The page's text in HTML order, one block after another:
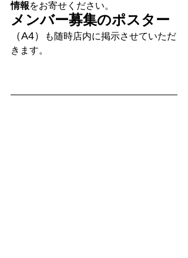
情報をお寄せください。
メンバー募集のポスター
（A4）
も随時店内に掲示させていただ
きます。